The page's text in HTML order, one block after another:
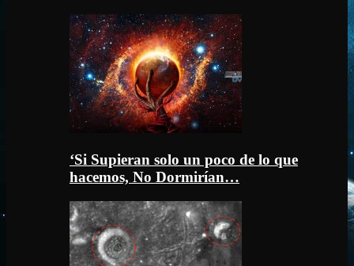
‘Si Supieran solo un poco de lo que
hacemos, No Dormirían…